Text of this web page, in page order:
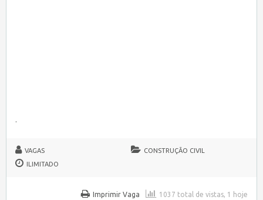
.
VAGAS
CONSTRUÇÃO CIVIL
ILIMITADO
1037 total de vistas, 1 hoje
Imprimir Vaga